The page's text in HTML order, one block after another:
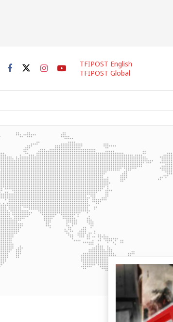
TFIPOST English
TFIPOST Global